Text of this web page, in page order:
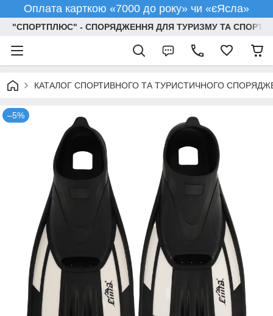
Оплата карткою «7000 до року» чи «єЯсла»
"СПОРТПЛЮС" - СПОРЯДЖЕННЯ ДЛЯ ТУРИЗМУ ТА СПОРТУ
КАТАЛОГ СПОРТИВНОГО ТА ТУРИСТИЧНОГО
–5%